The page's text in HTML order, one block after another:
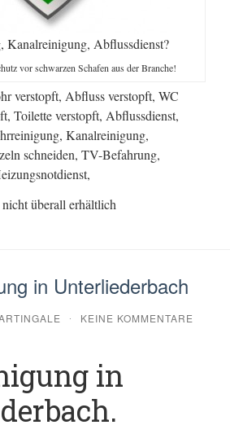
Kanalreinigung, Abflussdienst?
vor schwarzen Schafen aus der Branche!
verstopft, Abfluss verstopft, WC
Toilette verstopft, Abflussdienst,
Kanalreinigung,
schneiden, TV-Befahrung,
überall erhältlich
in Unterliederbach
· KEINE KOMMENTARE
in